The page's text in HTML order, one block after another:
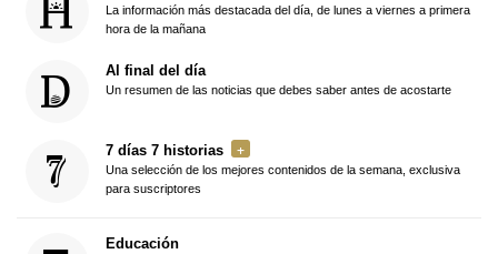
La información más destacada del día, de lunes a viernes a primera
hora de la mañana
Al final del día
Un resumen de las noticias que debes saber antes de acostarte
7 días 7 historias
Una selección de los mejores contenidos de la semana, exclusiva
para suscriptores
Educación